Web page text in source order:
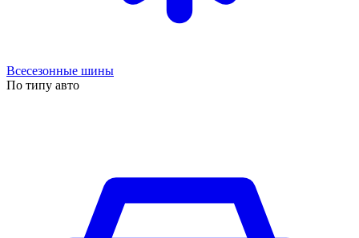
Всесезонные шины
По типу авто